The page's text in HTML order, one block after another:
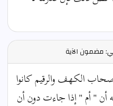
مضمون الآية
الكهف والرقيم كانوا
أن " أم " إذا جاءت دون أن